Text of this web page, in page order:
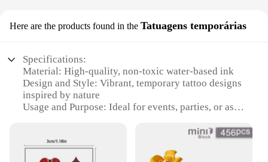
Here are the products found in the Tatuagens temporárias
Specifications:
Material: High-quality, non-toxic water-based ink
Design and Style: Vibrant, temporary tattoo designs
inspired by nature
Usage and Purpose: Ideal for events, parties, or as a
Typical Adaptive Scenario: Suitable for all ages,
perfect for individuals looking to express their
creativity